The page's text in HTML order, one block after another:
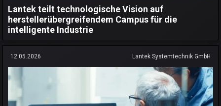
Lantek teilt technologische Vision auf
herstellerübergreifendem Campus für die
intelligente Industrie
12.05.2026 Lantek Systemtechnik GmbH